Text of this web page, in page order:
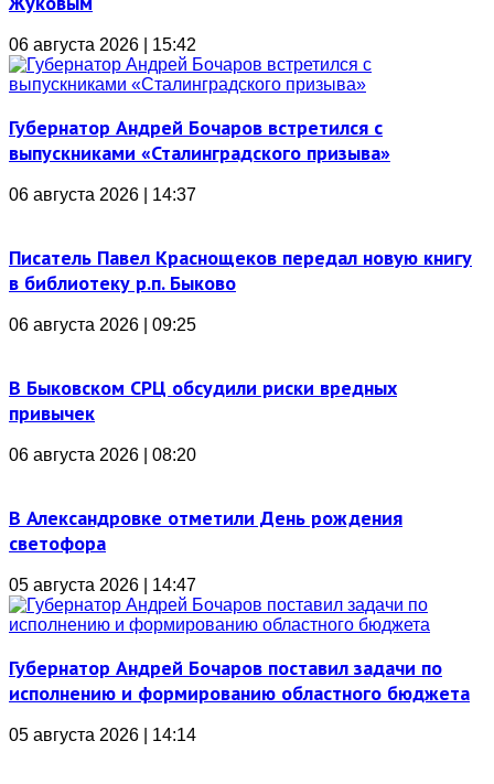
06 августа 2026 | 15:42
Губернатор Андрей Бочаров встретился с
выпускниками «Сталинградского призыва»
06 августа 2026 | 14:37
Писатель Павел Краснощеков передал новую книгу
в библиотеку р.п. Быково
06 августа 2026 | 09:25
В Быковском СРЦ обсудили риски вредных
привычек
06 августа 2026 | 08:20
В Александровке отметили День рождения
светофора
05 августа 2026 | 14:47
Губернатор Андрей Бочаров поставил задачи по
исполнению и формированию областного бюджета
05 августа 2026 | 14:14